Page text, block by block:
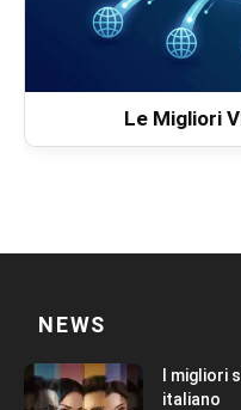
Le Migliori
NEWS
I migliori
italiano